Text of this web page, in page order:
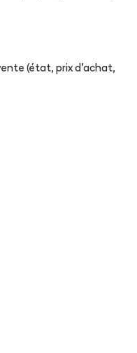
(état, prix d'achat,